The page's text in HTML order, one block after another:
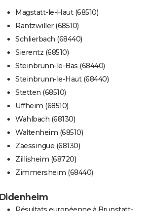
Magstatt-le-Haut (68510)
Rantzwiller (68510)
Schlierbach (68440)
Sierentz (68510)
Steinbrunn-le-Bas (68440)
Steinbrunn-le-Haut (68440)
Stetten (68510)
Uffheim (68510)
Wahlbach (68130)
Waltenheim (68510)
Zaessingue (68130)
Zillisheim (68720)
Zimmersheim (68440)